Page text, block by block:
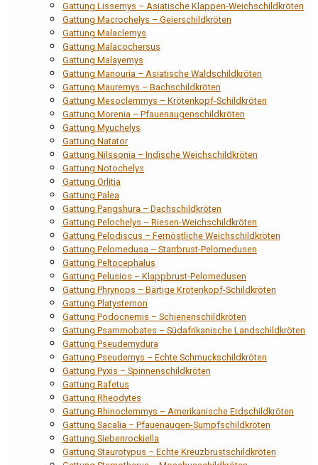
Gattung Lissemys – Asiatische Klappen-Weichschildkröten
Gattung Macrochelys – Geierschildkröten
Gattung Malaclemys
Gattung Malacochersus
Gattung Malayemys
Gattung Manouria – Asiatische Waldschildkröten
Gattung Mauremys – Bachschildkröten
Gattung Mesoclemmys – Krötenkopf-Schildkröten
Gattung Morenia – Pfauenaugenschildkröten
Gattung Myuchelys
Gattung Natator
Gattung Nilssonia – Indische Weichschildkröten
Gattung Notochelys
Gattung Orlitia
Gattung Palea
Gattung Pangshura – Dachschildkröten
Gattung Pelochelys – Riesen-Weichschildkröten
Gattung Pelodiscus – Fernöstliche Weichschildkröten
Gattung Pelomedusa – Starrbrust-Pelomedusen
Gattung Peltocephalus
Gattung Pelusios – Klappbrust-Pelomedusen
Gattung Phrynops – Bärtige Krötenkopf-Schildkröten
Gattung Platysternon
Gattung Podocnemis – Schienenschildkröten
Gattung Psammobates – Südafrikanische Landschildkröten
Gattung Pseudemydura
Gattung Pseudemys – Echte Schmuckschildkröten
Gattung Pyxis – Spinnenschildkröten
Gattung Rafetus
Gattung Rheodytes
Gattung Rhinoclemmys – Amerikanische Erdschildkröten
Gattung Sacalia – Pfauenaugen-Sumpfschildkröten
Gattung Siebenrockiella
Gattung Staurotypus – Echte Kreuzbrustschildkröten